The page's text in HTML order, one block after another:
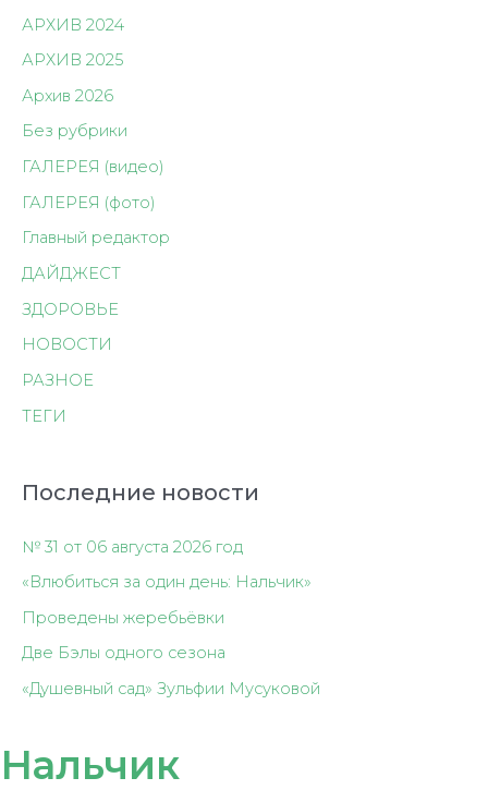
АРХИВ 2024
АРХИВ 2025
Архив 2026
Без рубрики
ГАЛЕРЕЯ (видео)
ГАЛЕРЕЯ (фото)
Главный редактор
ДАЙДЖЕСТ
ЗДОРОВЬЕ
НОВОСТИ
РАЗНОЕ
ТЕГИ
Последние новости
№ 31 от 06 августа 2026 год
«Влюбиться за один день: Нальчик»
Проведены жеребьёвки
Две Бэлы одного сезона
«Душевный сад» Зульфии Мусуковой
Нальчик